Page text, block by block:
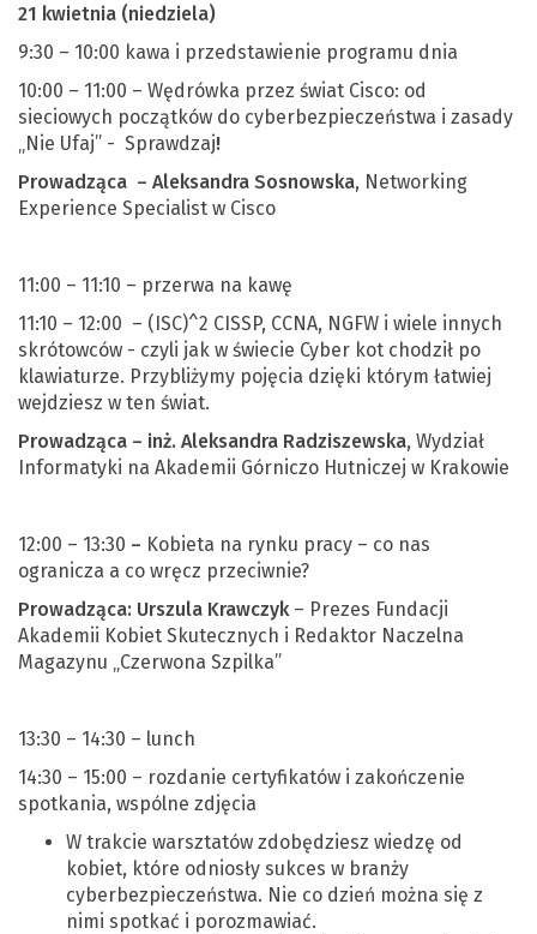
21 kwietnia (niedziela)
9:30 – 10:00 kawa i przedstawienie programu dnia
10:00 – 11:00 – Wędrówka przez świat Cisco: od
sieciowych początków do cyberbezpieczeństwa i zasady
„Nie Ufaj” - Sprawdzaj!
Prowadząca – Aleksandra Sosnowska, Networking
Experience Specialist w Cisco
11:00 – 11:10 – przerwa na kawę
11:10 – 12:00 – (ISC)^2 CISSP, CCNA, NGFW i wiele innych
skrótowców - czyli jak w świecie Cyber kot chodził po
klawiaturze. Przybliżymy pojęcia dzięki którym łatwiej
wejdziesz w ten świat.
Prowadząca – inż. Aleksandra Radziszewska, Wydział
Informatyki na Akademii Górniczo Hutniczej w Krakowie
12:00 – 13:30 – Kobieta na rynku pracy – co nas
ogranicza a co wręcz przeciwnie?
Prowadząca: Urszula Krawczyk – Prezes Fundacji
Akademii Kobiet Skutecznych i Redaktor Naczelna
Magazynu „Czerwona Szpilka”
13:30 – 14:30 – lunch
14:30 – 15:00 – rozdanie certyfikatów i zakończenie
spotkania, wspólne zdjęcia
W trakcie warsztatów zdobędziesz wiedzę od
kobiet, które odniosły sukces w branży
cyberbezpieczeństwa. Nie co dzień można się z
nimi spotkać i porozmawiać.